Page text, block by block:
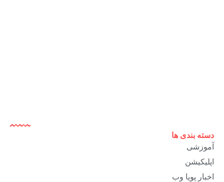
دسته بندی ها
آموزشی
اپلیکیشن
اخبار پویا وب